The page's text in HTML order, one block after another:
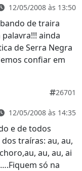
12/05/2008 às 13:50
de traira
ainda
de Serra Negra
confiar em
26701
12/05/2008 às 14:35
e de todos
traíras: au, au,
au, au, ai
só na